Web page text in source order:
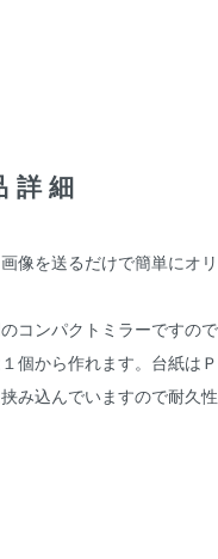
詳細
像を送るだけで簡単にオ
コンパクトミラーですの
個から作れます。台紙は
み込んでいますので耐久性